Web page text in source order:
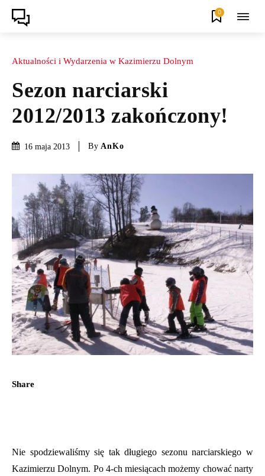
0
Aktualności i Wydarzenia w Kazimierzu Dolnym
Sezon narciarski
2012/2013 zakończony!
16 maja 2013 By AnKo
Share
Nie spodziewaliśmy się tak długiego sezonu narciarskiego w
Kazimierzu Dolnym. Po 4-ch miesiącach możemy chować narty